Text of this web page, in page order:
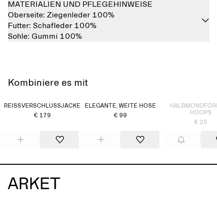
MATERIALIEN UND PFLEGEHINWEISE
Oberseite: Ziegenleder 100%
Futter: Schafleder 100%
Sohle: Gummi 100%
Kombiniere es mit
REISSVERSCHLUSSJACKE
€ 179
ELEGANTE, WEITE HOSE
€ 99
HOOPS
€ 25